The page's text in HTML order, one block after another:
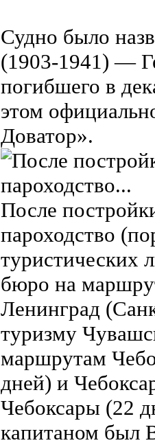
Судно было
(1903-1941) —
погибшего в
этом
Доватор».
После
пароходство
туристических
бюро на
Ленинград
туризму
маршрутам
дней) и
Чебоксары (22
капитаном был